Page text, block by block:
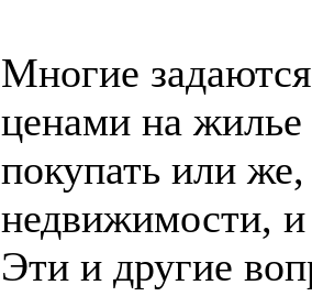
Многие
ценами на жилье
покупать или
недвижимости, и
Эти и другие